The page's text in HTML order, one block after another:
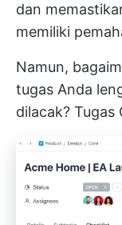
dan
memiliki
Namun,
tugas Anda
dilacak? Tugas